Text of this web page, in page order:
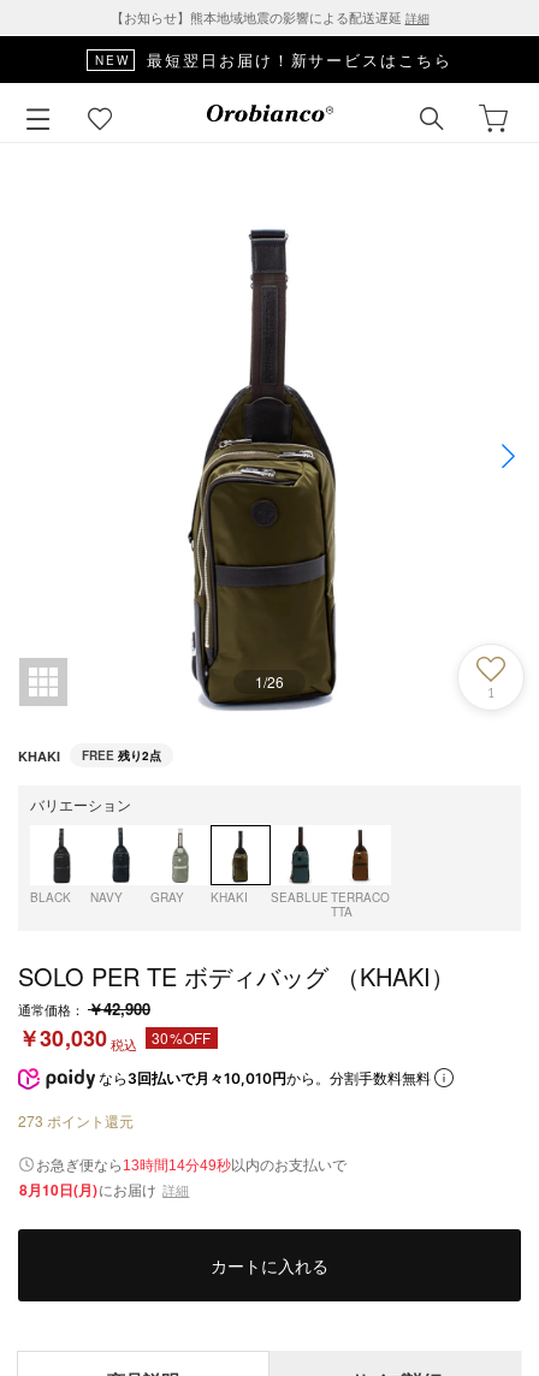
【お知らせ】熊本地域地震の影響による配送遅延 詳細
NEW 最短翌日お届け！新サービスはこちら
1/26
1
KHAKI FREE 残り2点
バリエーション
BLACK NAVY GRAY KHAKI SEABLUE TERRACO
TTA
SOLO PER TE ボディバッグ （KHAKI）
通常価格： ￥42,900
￥30,030税込 30%OFF
なら 3回払いで月々10,010円から。分割手数料無料
273 ポイント還元
お急ぎ便なら 13時間14分48秒以内のお支払いで
8月10日(月)にお届け 詳細
カートに入れる